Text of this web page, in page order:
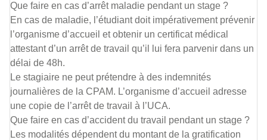
Que faire en cas d’arrêt maladie pendant un stage ?
En cas de maladie, l’étudiant doit impérativement prévenir
l’organisme d’accueil et obtenir un certificat médical
attestant d’un arrêt de travail qu’il lui fera parvenir dans un
délai de 48h.
Le stagiaire ne peut prétendre à des indemnités
journalières de la CPAM. L’organisme d’accueil adresse
une copie de l’arrêt de travail à l’UCA.
Que faire en cas d’accident du travail pendant un stage ?
Les modalités dépendent du montant de la gratification